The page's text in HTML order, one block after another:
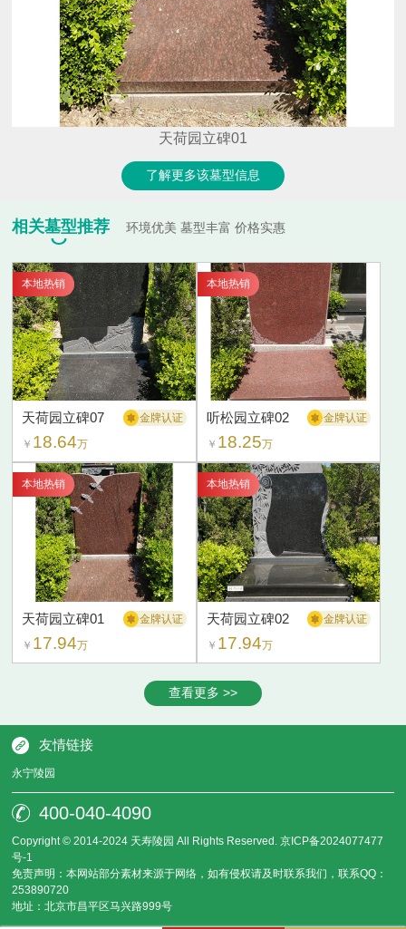
天荷园立碑01
了解更多该墓型信息
相关墓型推荐 环境优美 墓型丰富 价格实惠
本地热销
天荷园立碑07 金牌认证
￥ 18.64万
本地热销
听松园立碑02 金牌认证
￥ 18.25万
本地热销
天荷园立碑01 金牌认证
￥ 17.94万
本地热销
天荷园立碑02 金牌认证
￥ 17.94万
查看更多 >>
友情链接
永宁陵园
400-040-4090
Copyright © 2014-2024 天寿陵园 All Rights Reserved.京ICP备2024077477
号-1
免责声明：本网站部分素材来源于网络，如有侵权请及时联系我们，联系QQ：
253890720
地址：北京市昌平区马兴路999号